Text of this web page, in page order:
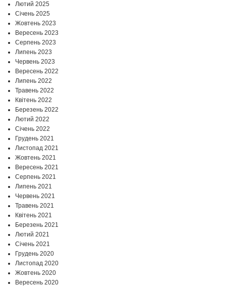
Лютий 2025
Січень 2025
Жовтень 2023
Вересень 2023
Серпень 2023
Липень 2023
Червень 2023
Вересень 2022
Липень 2022
Травень 2022
Квітень 2022
Березень 2022
Лютий 2022
Січень 2022
Грудень 2021
Листопад 2021
Жовтень 2021
Вересень 2021
Серпень 2021
Липень 2021
Червень 2021
Травень 2021
Квітень 2021
Березень 2021
Лютий 2021
Січень 2021
Грудень 2020
Листопад 2020
Жовтень 2020
Вересень 2020